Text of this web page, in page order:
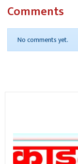
Comments
No comments yet.